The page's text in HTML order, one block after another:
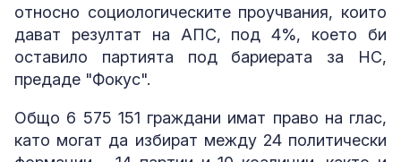
относно социологическите проучвания, които
дават резултат на АПС, под 4%, което би
оставило партията под бариерата за НС,
предаде "Фокус".
Общо 6 575 151 граждани имат право на глас,
като могат да избират между 24 политически